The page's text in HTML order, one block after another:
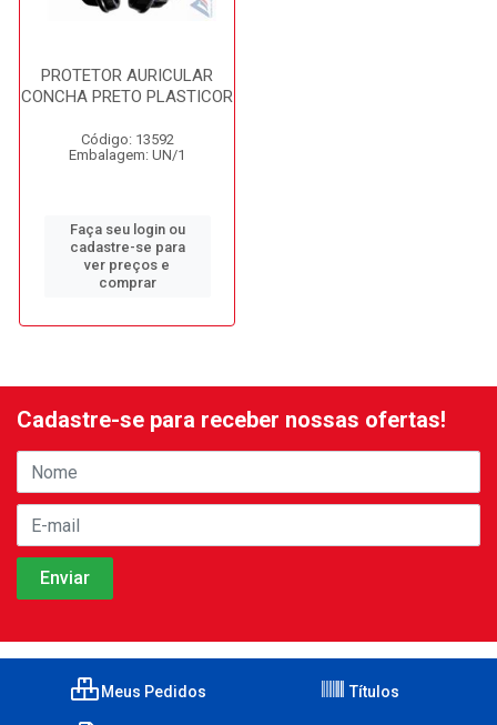
PROTETOR AURICULAR
CONCHA PRETO PLASTICOR
Código: 13592
Embalagem: UN/1
Faça seu login ou
cadastre-se para
ver preços e
comprar
Cadastre-se para receber nossas ofertas!
Meus Pedidos Títulos